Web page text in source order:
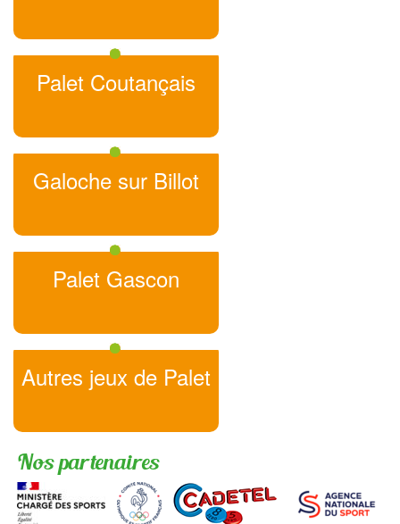
Palet Coutançais
Galoche sur Billot
Palet Gascon
Autres jeux de Palet
Nos partenaires